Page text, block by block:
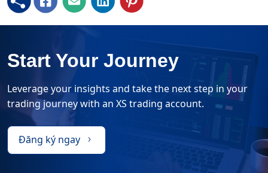
Start Your Journey
Leverage your insights and take the next step in your
trading journey with an XS trading account.
Đăng ký ngay